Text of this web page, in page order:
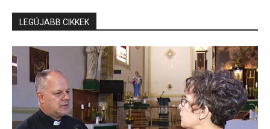
LEGÚJABB CIKKEK